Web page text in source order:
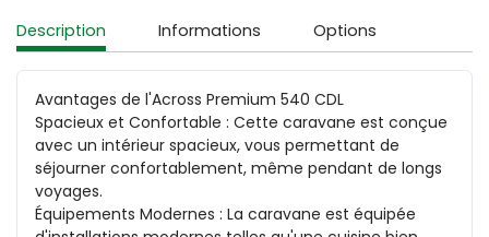
Description Informations Options
Avantages de l'Across Premium 540 CDL
Spacieux et Confortable : Cette caravane est conçue
avec un intérieur spacieux, vous permettant de
séjourner confortablement, même pendant de longs
voyages.
Équipements Modernes : La caravane est équipée